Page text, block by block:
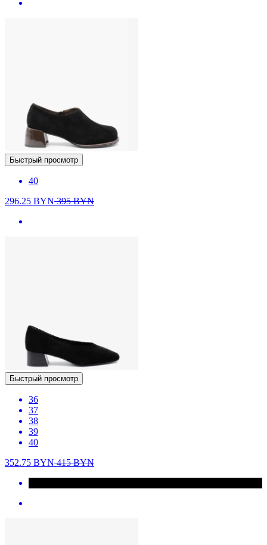
Быстрый просмотр
40
296.25 BYN395BYN
Быстрый просмотр
36
37
38
39
40
352.75 BYN415BYN